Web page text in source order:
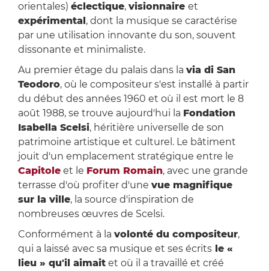
orientales) éclectique, visionnaire et
expérimental , dont la musique se caractérise
par une utilisation innovante du son, souvent
dissonante et minimaliste.
Au premier étage du palais dans la via di San
Teodoro, où le compositeur s'est installé à partir
du début des années 1960 et où il est mort le 8
août 1988, se trouve aujourd'hui la Fondation
Isabella Scelsi, héritière universelle de son
patrimoine artistique et culturel. Le bâtiment
jouit d'un emplacement stratégique entre le
Capitoleet le Forum Romain, avec une grande
terrasse d'où profiter d'une vue magnifique
sur la ville, la source d'inspiration de
nombreuses œuvres de Scelsi.
Conformément à la volonté du compositeur,
qui a laissé avec sa musique et ses écritsle «
lieu » qu'il aimaitet où il a travaillé et créé